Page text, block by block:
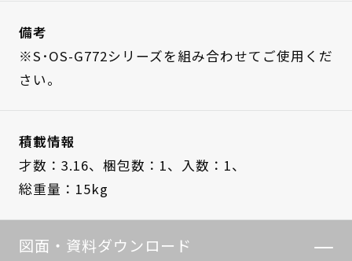
備考
※S･OS-G772シリーズを組み合わせてご使用くだ
さい。
積載情報
才数：3.16、 梱包数：1、
入数：1、
総重量：15kg
図面・資料ダウンロード